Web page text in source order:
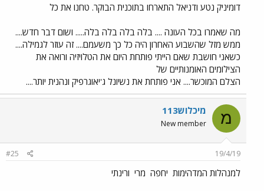
דומיניק נטע ודניאל התארחו בתוכנית הבוקר. טחנו את כל
מה שאמרו בכל העונה .... בלה בלה בלה בלה..... ושום דבר חדש....
ממש מזל שהשבוע האחרון היה כל כך משעמם.... זה עוזר לגמילה....
כשאני חושבת שאם הייתי פותחת היום את הטלויזיה ורואה את
הצילומים האומנותיים של
הצלם המוכשר.... אני פותחת את נשיונל ג'יאוגרפיק ונהנית יותר....
מ מיכלוש113
New member
19/4/19
#25
למנהלות המדהימות יחפה מרי ורינתי